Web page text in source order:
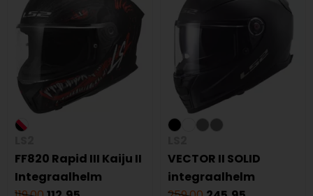
FF820 Rapid III Kaiju II
Integraalhelm
VECTOR II SOLID
integraalhelm